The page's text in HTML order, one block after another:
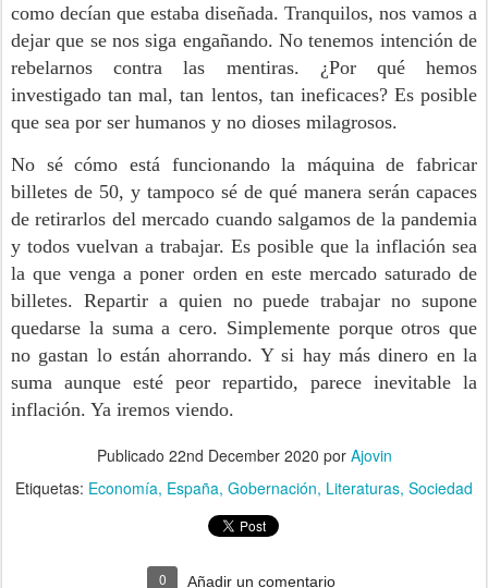
como decían que estaba diseñada. Tranquilos, nos vamos a
dejar que se nos siga engañando. No tenemos intención de
rebelarnos contra las mentiras. ¿Por qué hemos
investigado tan mal, tan lentos, tan ineficaces? Es posible
que sea por ser humanos y no dioses milagrosos.
No sé cómo está funcionando la máquina de fabricar
billetes de 50, y tampoco sé de qué manera serán capaces
de retirarlos del mercado cuando salgamos de la pandemia
y todos vuelvan a trabajar. Es posible que la inflación sea
la que venga a poner orden en este mercado saturado de
billetes. Repartir a quien no puede trabajar no supone
quedarse la suma a cero. Simplemente porque otros que
no gastan lo están ahorrando. Y si hay más dinero en la
suma aunque esté peor repartido, parece inevitable la
inflación. Ya iremos viendo.
Publicado 22nd December 2020 por Ajovin
Etiquetas: Economía España Gobernación Literaturas Sociedad
0 Añadir un comentario